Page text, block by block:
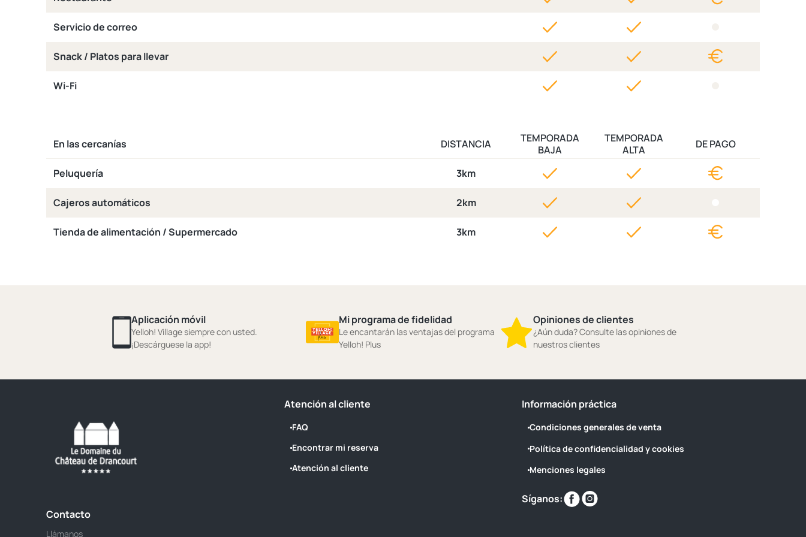
Servicio de correo
Snack / Platos para llevar
Wi-Fi
En las cercanías DISTANCIA
TEMPORADA
BAJA
TEMPORADA
ALTA
DE PAGO
Peluquería 3km
Cajeros automáticos 2km
Tienda de alimentación / Supermercado 3km
Aplicación móvil
Yelloh! Village siempre con usted.
¡Descárguese la app!
Mi programa de fidelidad
Le encantarán las ventajas del programa
Yelloh! Plus
Opiniones de clientes
¿Aún duda? Consulte las opiniones de
nuestros clientes
Contacto
Llámanos
Atención al cliente
FAQ
Encontrar mi reserva
Atención al cliente
Información práctica
Condiciones generales de venta
Política de confidencialidad y cookies
Menciones legales
Síganos:
Encuéntranos
en